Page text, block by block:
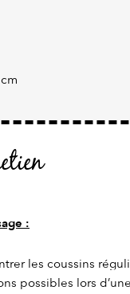
:
les coussins
possibles lors